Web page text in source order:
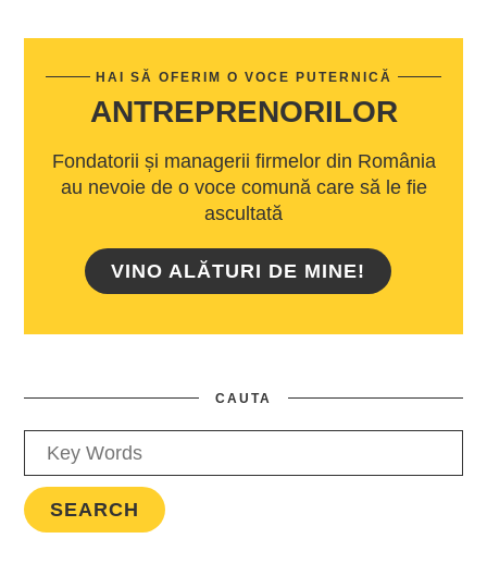
HAI SĂ OFERIM O VOCE PUTERNICĂ
ANTREPRENORILOR
Fondatorii și managerii firmelor din România
au nevoie de o voce comună care să le fie
ascultată
VINO ALĂTURI DE MINE!
CAUTA